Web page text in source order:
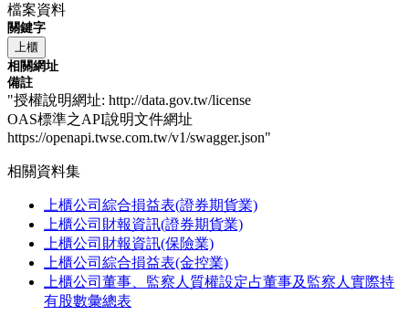
檔案資料
關鍵字
上櫃
相關網址
備註
"授權說明網址: http://data.gov.tw/license
OAS標準之API說明文件網址
https://openapi.twse.com.tw/v1/swagger.json"
相關資料集
上櫃公司綜合損益表(證券期貨業)
上櫃公司財報資訊(證券期貨業)
上櫃公司財報資訊(保險業)
上櫃公司綜合損益表(金控業)
上櫃公司董事、監察人質權設定占董事及監察人實際持
有股數彙總表